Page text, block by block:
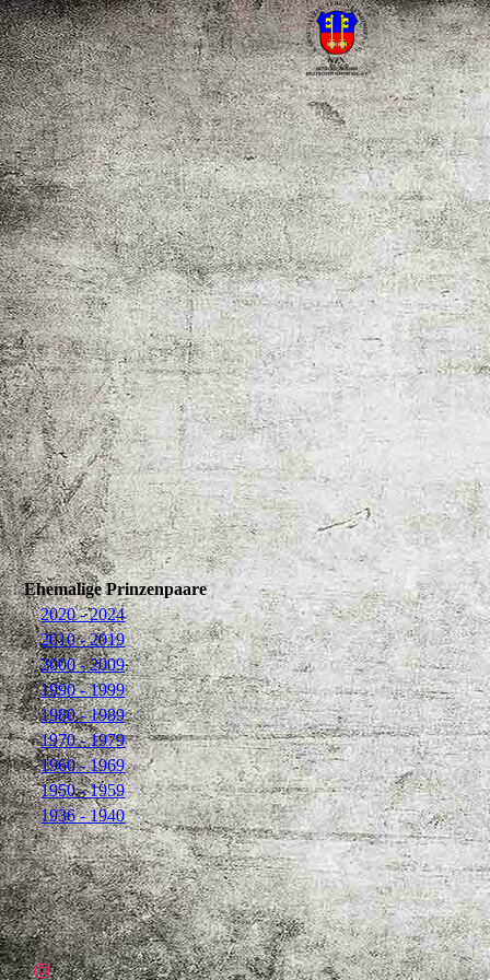
Ehemalige Prinzenpaare
2020 - 2024
2010 - 2019
2000 - 2009
1990 - 1999
1980 - 1989
1970 - 1979
1960 - 1969
1950 - 1959
1936 - 1940